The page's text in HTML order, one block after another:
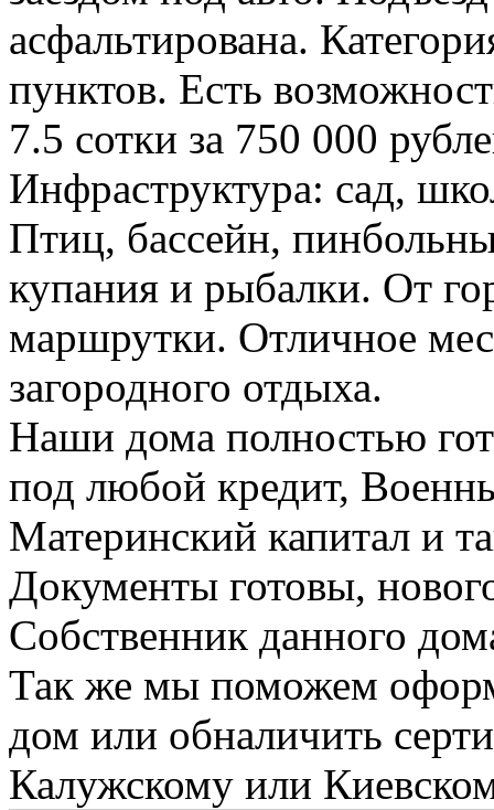
асфальтирована.
пунктов. Есть
7.5 сотки за 750 000
Инфраструктура: сад,
Птиц, бассейн,
купания и рыбалки. От
маршрутки. Отличное
загородного отдыха.
Наши дома полностью
под любой кредит,
Материнский капитал и
Документы готовы,
Собственник данного
Так же мы поможем
дом или обналичить
Калужскому или